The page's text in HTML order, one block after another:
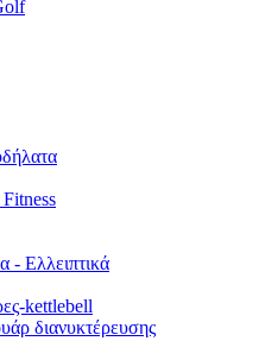
- Ελλειπτικά
kettlebell
διανυκτέρευσης